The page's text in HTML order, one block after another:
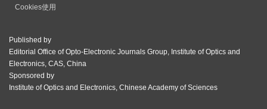
Cookies使用
Published by
Editorial Office of Opto-Electronic Journals Group, Institute of Optics and
Electronics, CAS, China
Sponsored by
Institute of Optics and Electronics, Chinese Academy of Sciences